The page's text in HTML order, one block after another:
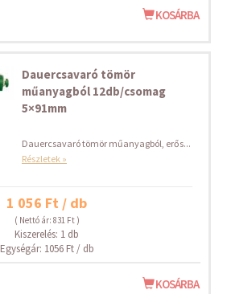
KOSÁRBA
Dauercsavaró tömör
műanyagból 12db/csomag
5×91mm
Dauercsavaró tömör műanyagból, erős...
Részletek »
1 056 Ft / db
( Nettó ár: 831 Ft )
Kiszerelés: 1 db
Egységár: 1056 Ft / db
KOSÁRBA